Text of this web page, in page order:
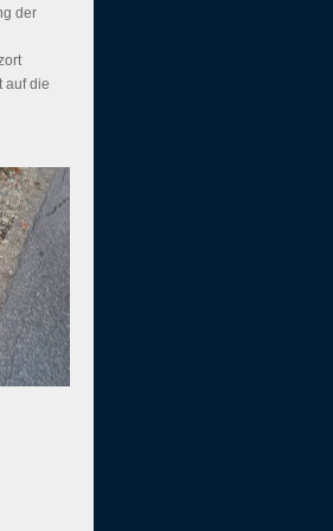
der
auf die